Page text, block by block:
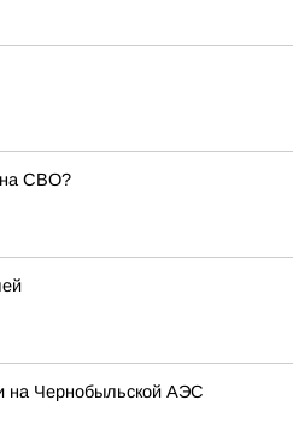
на СВО?
на Чернобыльской АЭС